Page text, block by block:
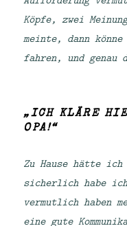
Köpfe, zwei
meinte, dann
fahren, und genau
„ICH KLÄRE
OPA!“
Zu Hause hätte
sicherlich habe
vermutlich haben
eine gute